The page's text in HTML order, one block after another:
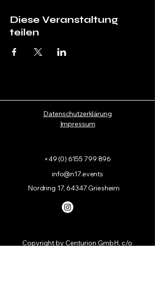
Diese Veranstaltung
teilen
Datenschutzerklärung
Impressum
+49 (0) 6155 799 896
info@n17.events
Nordring 17, 64347 Griesheim
Copyright by Centurion GmbH, c/o